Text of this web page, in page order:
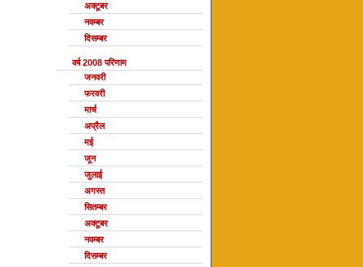
अक्टूबर
नवम्बर
दिसम्बर
वर्ष 2008 परिणाम
जनवरी
फरवरी
मार्च
अप्रैल
मई
जून
जुलाई
अगस्त
सितम्बर
अक्टूबर
नवम्बर
दिसम्बर